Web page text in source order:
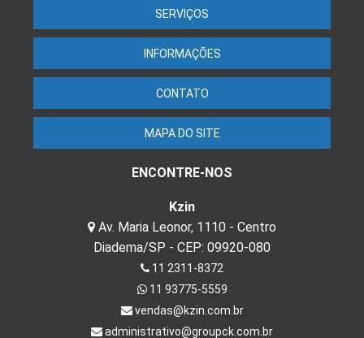
SERVIÇOS
INFORMAÇÕES
CONTATO
MAPA DO SITE
ENCONTRE-NOS
Kzin
Av. Maria Leonor, 1110 - Centro
Diadema/SP - CEP: 09920-080
11 2311-8372
11 93775-5559
vendas@kzin.com.br
administrativo@groupck.com.br